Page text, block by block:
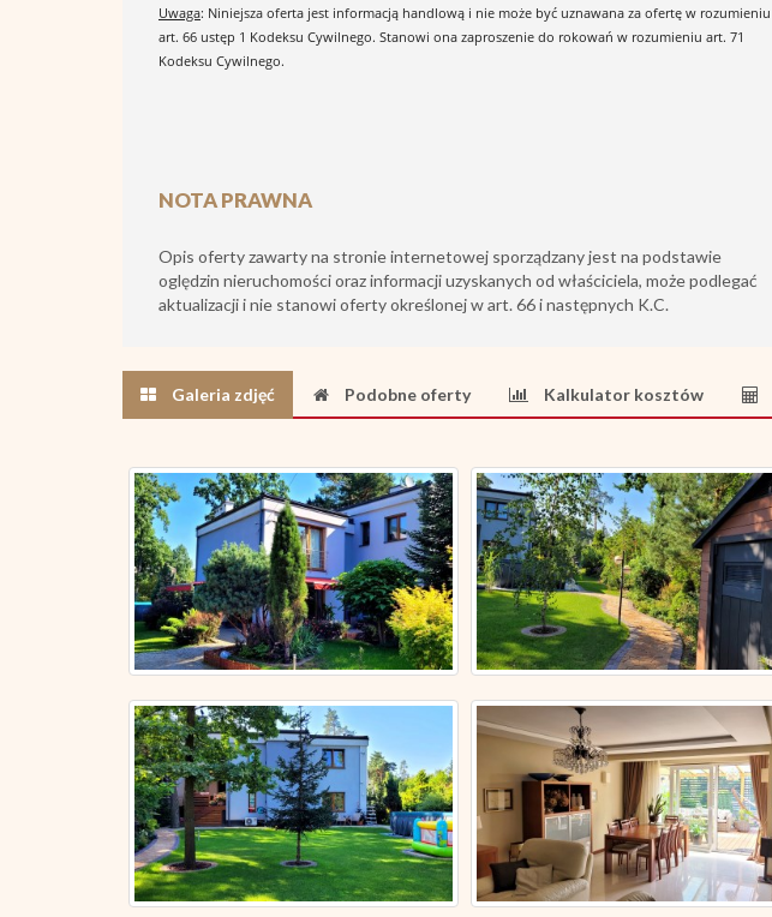
Uwaga: Niniejsza oferta jest informacją handlową i nie może być uznawana za ofertę w rozumieniu
art. 66 ustęp 1 Kodeksu Cywilnego. Stanowi ona zaproszenie do rokowań w rozumieniu art. 71
Kodeksu Cywilnego.
NOTA PRAWNA
Opis oferty zawarty na stronie internetowej sporządzany jest na podstawie
oględzin nieruchomości oraz informacji uzyskanych od właściciela, może podlegać
aktualizacji i nie stanowi oferty określonej w art. 66 i następnych K.C.
Galeria zdjęć Podobne oferty Kalkulator kosztów